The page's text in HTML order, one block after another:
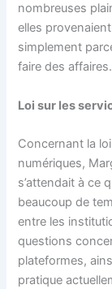
nombreuses
elles
simplement
faire des
Loi sur les
Concernant la
numériques,
s’attendait à ce
beaucoup de
entre les
questions
plateformes,
pratique